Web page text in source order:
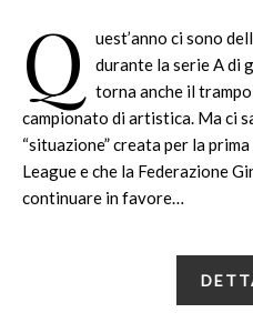
Q
uest’anno ci sono
durante la serie A di
torna anche il
campionato di artistica. Ma ci
“situazione” creata per la
League e che la Federazione
continuare in favore…